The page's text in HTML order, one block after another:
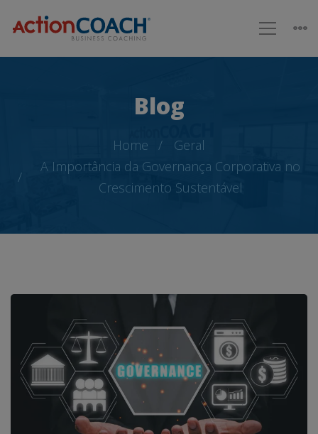
Blog
Home
Geral
A Importância da Governança Corporativa no
Crescimento Sustentável